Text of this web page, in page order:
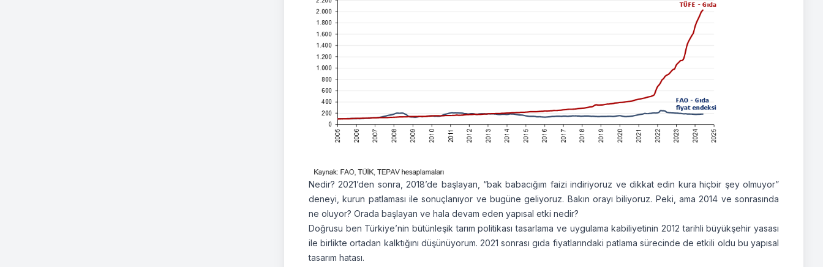
Nedir? 2021’den sonra, 2018’de başlayan, “bak babacığım faizi indiriyoruz ve dikkat edin kura hiçbir şey olmuyor”
deneyi, kurun patlaması ile sonuçlanıyor ve bugüne geliyoruz. Bakın orayı biliyoruz. Peki, ama 2014 ve sonrasında
ne oluyor? Orada başlayan ve hala devam eden yapısal etki nedir?
Doğrusu ben Türkiye’nin bütünleşik tarım politikası tasarlama ve uygulama kabiliyetinin 2012 tarihli büyükşehir yasası
ile birlikte ortadan kalktığını düşünüyorum. 2021 sonrası gıda fiyatlarındaki patlama sürecinde de etkili oldu bu yapısal
tasarım hatası.